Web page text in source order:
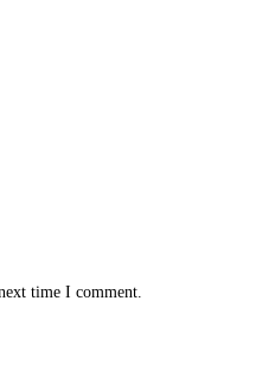
time I comment.